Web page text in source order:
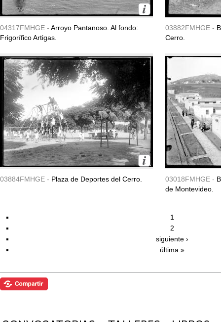
04317FMHGE - Arroyo Pantanoso. Al fondo:
Frigorífico Artigas.
03882FMHGE -
Cerro.
03884FMHGE - Plaza de Deportes del Cerro. 03018FMHGE -
de Montevideo.
1
2
siguiente ›
última »